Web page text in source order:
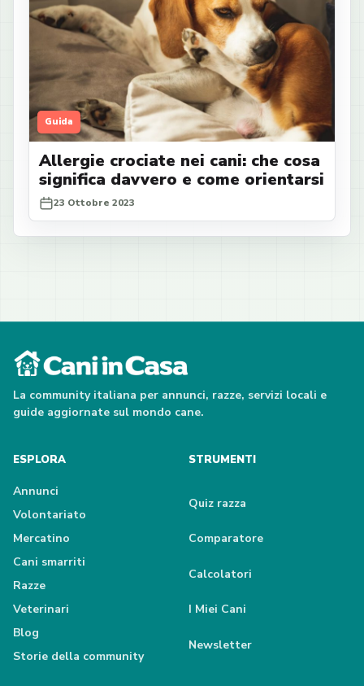
Guida
Allergie crociate nei cani: che cosa
significa davvero e come orientarsi
23 Ottobre 2023
La community italiana per annunci, razze, servizi locali e
guide aggiornate sul mondo cane.
ESPLORA
Annunci
Volontariato
Mercatino
Cani smarriti
Razze
Veterinari
Blog
Storie della community
STRUMENTI
Quiz razza
Comparatore
Calcolatori
I Miei Cani
Newsletter